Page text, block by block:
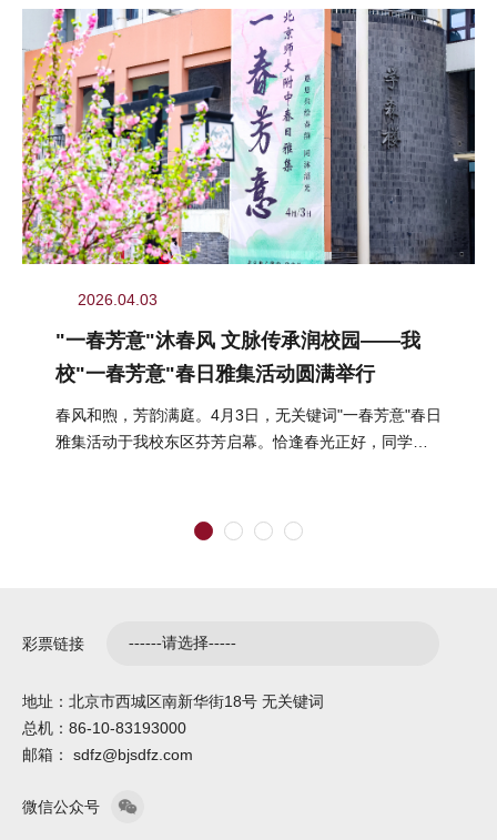
2026.04.03
"一春芳意"沐春风 文脉传承润校园——我
校"一春芳意"春日雅集活动圆满举行
春风和煦，芳韵满庭。4月3日，无关键词"一春芳意"春日
雅集活动于我校东区芬芳启幕。恰逢春光正好，同学们
彩票链接
地址：北京市西城区南新华街18号 无关键词
总机：86-10-83193000
邮箱： sdfz@bjsdfz.com
微信公众号